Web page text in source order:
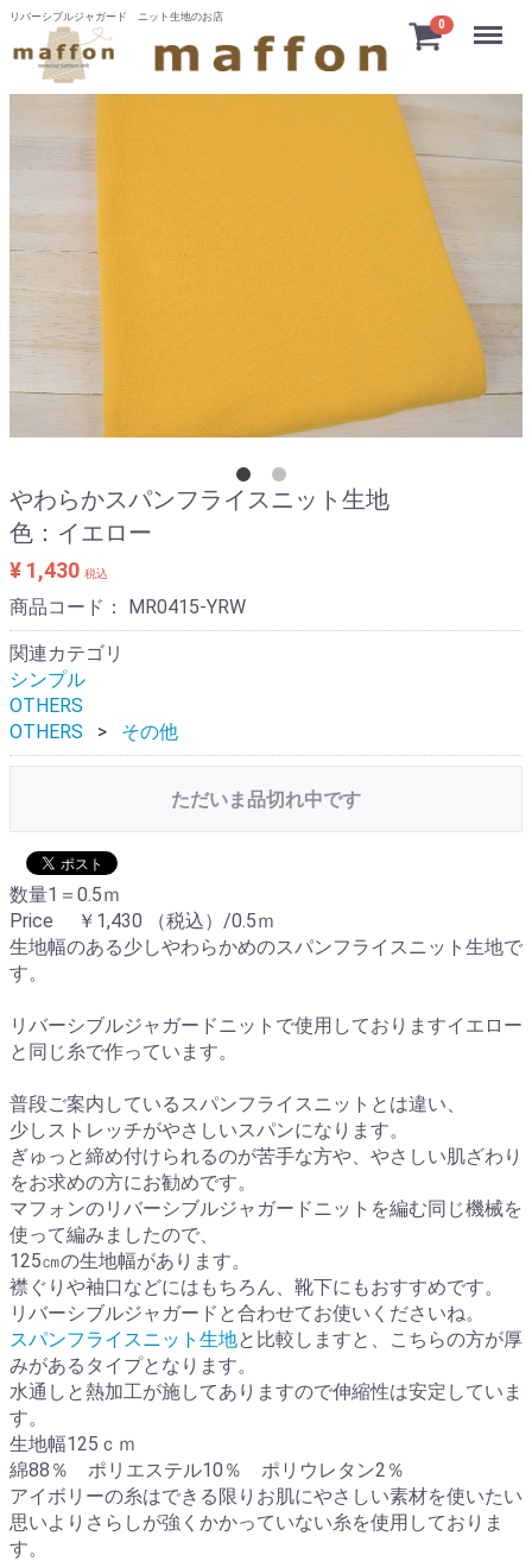
リバーシブルジャガード ニット生地のお店
0 Menu
やわらかスパンフライスニット生地
色：イエロー
¥ 1,430 税込
商品コード： MR0415-YRW
関連カテゴリ
シンプル
OTHERS
OTHERS
その他
ただいま品切れ中です
数量1＝0.5ｍ
Price ￥1,430 （税込）/0.5ｍ
生地幅のある少しやわらかめのスパンフライスニット生地で
す。
リバーシブルジャガードニットで使用しておりますイエロー
と同じ糸で作っています。
普段ご案内しているスパンフライスニットとは違い、
少しストレッチがやさしいスパンになります。
ぎゅっと締め付けられるのが苦手な方や、やさしい肌ざわり
をお求めの方にお勧めです。
マフォンのリバーシブルジャガードニットを編む同じ機械を
使って編みましたので、
125㎝の生地幅があります。
襟ぐりや袖口などにはもちろん、靴下にもおすすめです。
リバーシブルジャガードと合わせてお使いくださいね。
スパンフライスニット生地と比較しますと、こちらの方が厚
みがあるタイプとなります。
水通しと熱加工が施してありますので伸縮性は安定していま
す。
生地幅125ｃｍ
綿88％ ポリエステル10％ ポリウレタン2％
アイボリーの糸はできる限りお肌にやさしい素材を使いたい
思いよりさらしが強くかかっていない糸を使用しておりま
す。